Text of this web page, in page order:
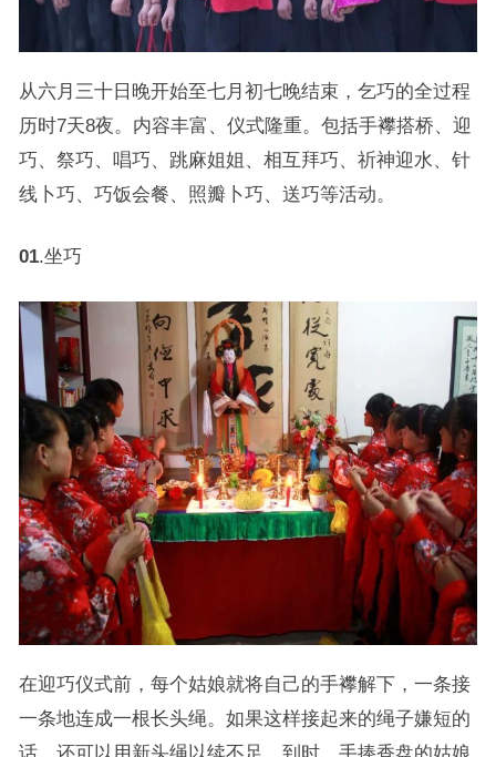
从六月三十日晚开始至七月初七晚结束，乞巧的全过程
历时7天8夜。内容丰富、仪式隆重。包括手襻搭桥、迎
巧、祭巧、唱巧、跳麻姐姐、相互拜巧、祈神迎水、针
线卜巧、巧饭会餐、照瓣卜巧、送巧等活动。
01 .坐巧
在迎巧仪式前，每个姑娘就将自己的手襻解下，一条接
一条地连成一根长头绳。如果这样接起来的绳子嫌短的